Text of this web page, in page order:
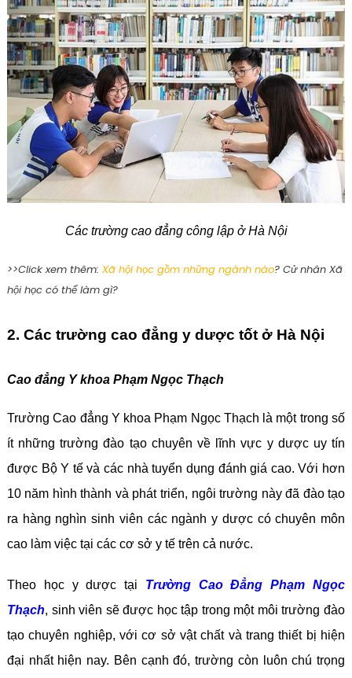
Các trường cao đẳng công lập ở Hà Nội
>>Click xem thêm: Xã hội học gồm những ngành nào? Cử nhân Xã
hội học có thể làm gì?
2. Các trường cao đẳng y dược tốt ở Hà Nội
Cao đẳng Y khoa Phạm Ngọc Thạch
Trường Cao đẳng Y khoa Phạm Ngọc Thạch là một trong số
ít những trường đào tạo chuyên về lĩnh vực y dược uy tín
được Bộ Y tế và các nhà tuyển dụng đánh giá cao. Với hơn
10 năm hình thành và phát triển, ngôi trường này đã đào tạo
ra hàng nghìn sinh viên các ngành y dược có chuyên môn
cao làm việc tại các cơ sở y tế trên cả nước.
Theo học y dược tại Trường Cao Đẳng Phạm Ngọc
Thạch, sinh viên sẽ được học tập trong một môi trường đào
tạo chuyên nghiệp, với cơ sở vật chất và trang thiết bị hiện
đại nhất hiện nay. Bên cạnh đó, trường còn luôn chú trọng